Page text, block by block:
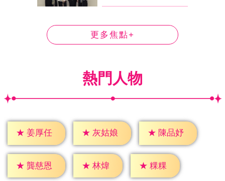
更多焦點+
熱門人物
★ 姜厚任 ★ 灰姑娘 ★ 陳品妤
★ 龔慈恩 ★ 林煒 ★ 粿粿